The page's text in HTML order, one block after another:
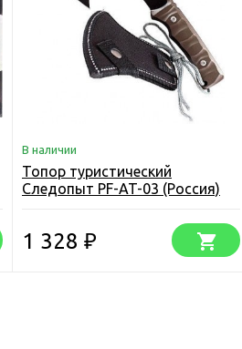
В наличии
Топор туристический
Следопыт PF-AT-03 (Россия)
1 328 ₽